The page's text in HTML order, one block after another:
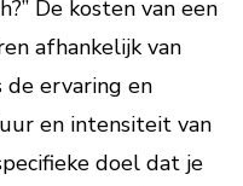
De kosten van een
afhankelijk van
de ervaring en
en intensiteit van
doel dat je